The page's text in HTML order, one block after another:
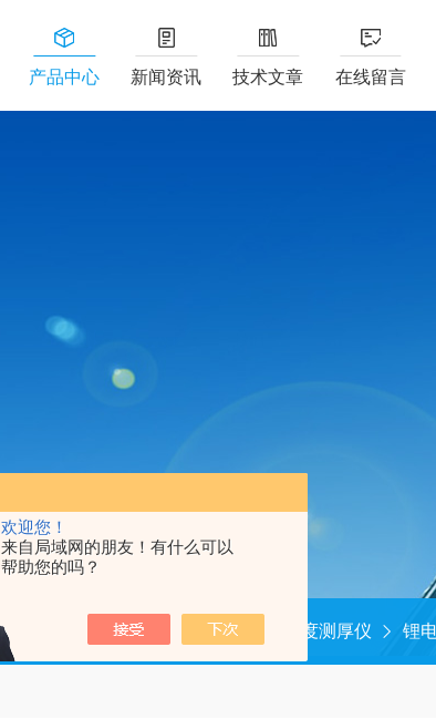
欢迎您！
来自局域网的朋友！有什么可以
帮助您的吗？
产品中心 新闻资讯 技术文章 在线留言
首页 产品中心 高精度测厚仪 锂